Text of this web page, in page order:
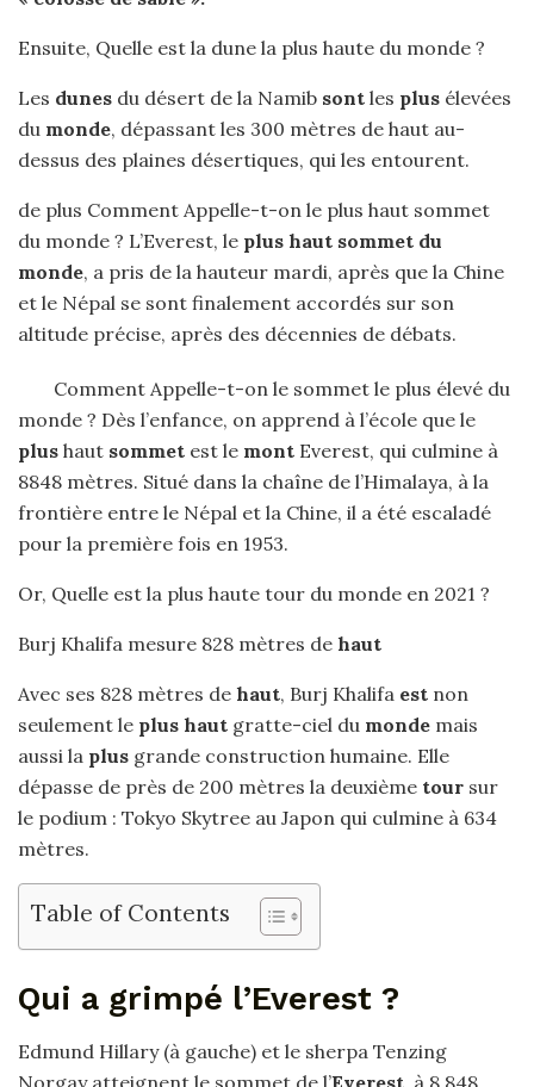
Ensuite, Quelle est la dune la plus haute du monde ?
Les dunes du désert de la Namib sont les plus élevées
du monde, dépassant les 300 mètres de haut au-
dessus des plaines désertiques, qui les entourent.
de plus Comment Appelle-t-on le plus haut sommet
du monde ? L’Everest, le plus haut sommet du
monde, a pris de la hauteur mardi, après que la Chine
et le Népal se sont finalement accordés sur son
altitude précise, après des décennies de débats.
Comment Appelle-t-on le sommet le plus élevé du
monde ? Dès l’enfance, on apprend à l’école que le
plus haut sommet est le mont Everest, qui culmine à
8848 mètres. Situé dans la chaîne de l’Himalaya, à la
frontière entre le Népal et la Chine, il a été escaladé
pour la première fois en 1953.
Or, Quelle est la plus haute tour du monde en 2021 ?
Burj Khalifa mesure 828 mètres de haut
Avec ses 828 mètres de haut, Burj Khalifa est non
seulement le plus haut gratte-ciel du monde mais
aussi la plus grande construction humaine. Elle
dépasse de près de 200 mètres la deuxième tour sur
le podium : Tokyo Skytree au Japon qui culmine à 634
mètres.
Table of Contents
Qui a grimpé l’Everest ?
Edmund Hillary (à gauche) et le sherpa Tenzing